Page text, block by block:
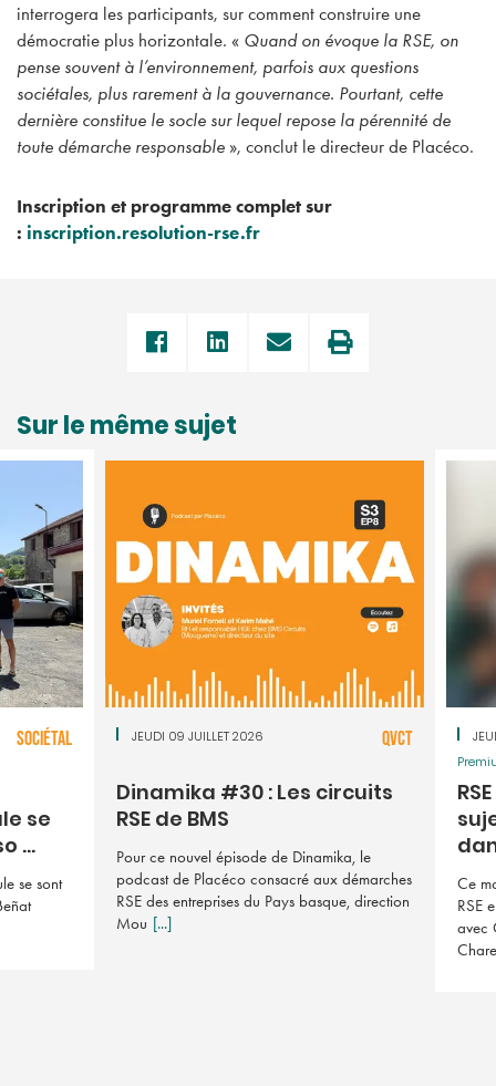
interrogera les participants, sur comment construire une
démocratie plus horizontale. « Quand on évoque la RSE, on
pense souvent à l’environnement, parfois aux questions
sociétales, plus rarement à la gouvernance. Pourtant, cette
dernière constitue le socle sur lequel repose la pérennité de
toute démarche responsable », conclut le directeur de Placéco.
Inscription et programme complet sur
: inscription.resolution-rse.fr
Sur le même sujet
se
...
se sont
SOCIÉTAL JEUDI 09 JUILLET 2026
Dinamika #30 : Les circuits
RSE de BMS
Pour ce nouvel épisode de Dinamika, le
podcast de Placéco consacré aux démarches
RSE des entreprises du Pays basque, direction
Mou [...]
QVCT
Ce
RSE
avec